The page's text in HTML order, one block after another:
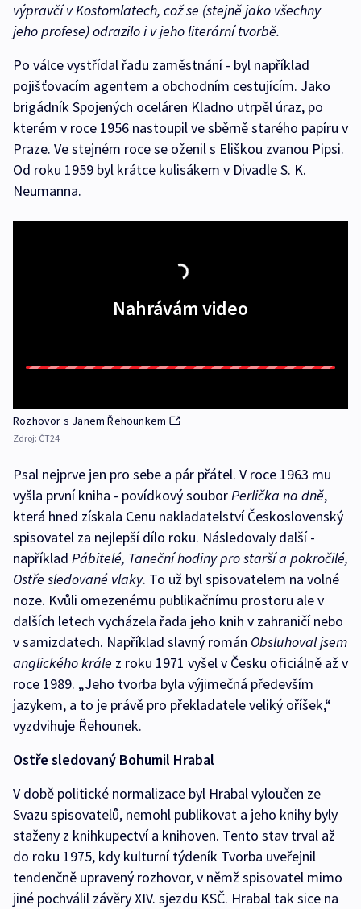
výpravčí v Kostomlatech, což se (stejně jako všechny
jeho profese) odrazilo i v jeho literární tvorbě.
Po válce vystřídal řadu zaměstnání - byl například
pojišťovacím agentem a obchodním cestujícím. Jako
brigádník Spojených oceláren Kladno utrpěl úraz, po
kterém v roce 1956 nastoupil ve sběrně starého papíru v
Praze. Ve stejném roce se oženil s Eliškou zvanou Pipsi.
Od roku 1959 byl krátce kulisákem v Divadle S. K.
Neumanna.
Nahrávám video
Rozhovor s Janem Řehounkem
Zdroj: ČT24
Psal nejprve jen pro sebe a pár přátel. V roce 1963 mu
vyšla první kniha - povídkový souborPerlička na dně,
která hned získala Cenu nakladatelství Československý
spisovatel za nejlepší dílo roku. Následovaly další -
například Pábitelé, Taneční hodiny pro starší a pokročilé,
Ostře sledované vlaky. To už byl spisovatelem na volné
noze. Kvůli omezenému publikačnímu prostoru ale v
dalších letech vycházela řada jeho knih v zahraničí nebo
v samizdatech. Například slavný román Obsluhoval jsem
anglického krále z roku 1971 vyšel v Česku oficiálně až v
roce 1989. „Jeho tvorba byla výjimečná především
jazykem, a to je právě pro překladatele veliký oříšek,“
vyzdvihuje Řehounek.
Ostře sledovaný Bohumil Hrabal
V době politické normalizace byl Hrabal vyloučen ze
Svazu spisovatelů, nemohl publikovat a jeho knihy byly
staženy z knihkupectví a knihoven. Tento stav trval až
do roku 1975, kdy kulturní týdeník Tvorba uveřejnil
tendenčně upravený rozhovor, v němž spisovatel mimo
jiné pochválil závěry XIV. sjezdu KSČ. Hrabal tak sice na